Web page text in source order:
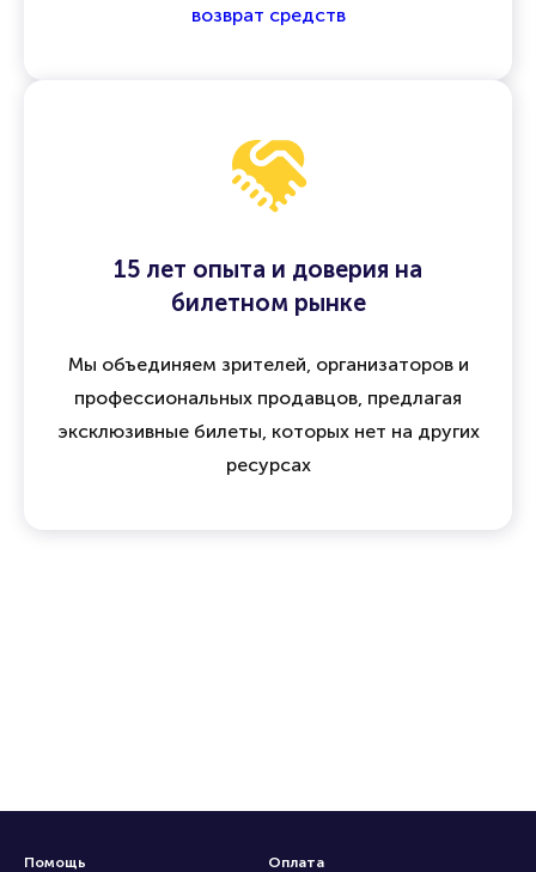
возврат средств
15 лет опыта и доверия на
билетном рынке
Мы объединяем зрителей, организаторов и
профессиональных продавцов, предлагая
эксклюзивные билеты, которых нет на других
ресурсах
Помощь
Оплата